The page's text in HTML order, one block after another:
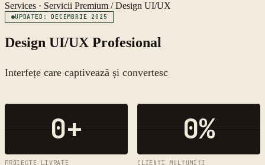
Services · Servicii Premium /Design UI/UX
UPDATED: DECEMBRIE 2025
Design UI/UX Profesional
Interfețe care captivează și convertesc
0+
PROIECTE LIVRATE
0%
CLIENȚI MULȚUMIȚI